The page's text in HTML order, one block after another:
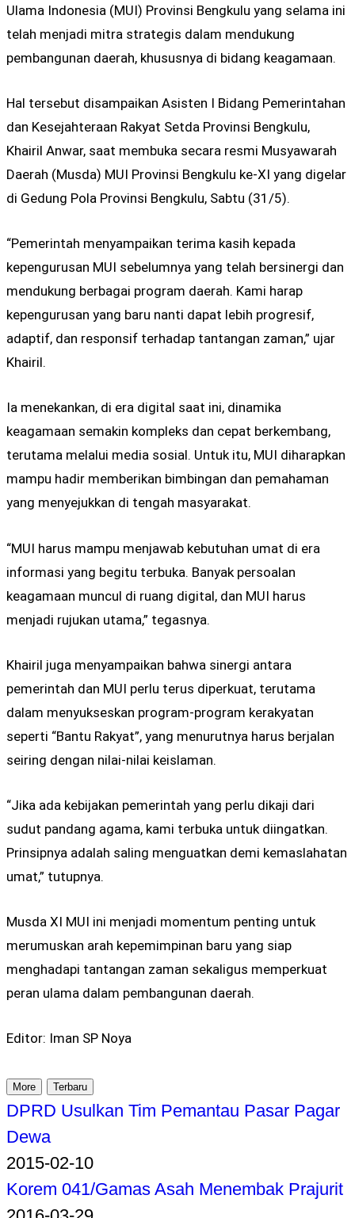
Ulama Indonesia (MUI) Provinsi Bengkulu yang selama ini
telah menjadi mitra strategis dalam mendukung
pembangunan daerah, khususnya di bidang keagamaan.
Hal tersebut disampaikan Asisten I Bidang Pemerintahan
dan Kesejahteraan Rakyat Setda Provinsi Bengkulu,
Khairil Anwar, saat membuka secara resmi Musyawarah
Daerah (Musda) MUI Provinsi Bengkulu ke-XI yang digelar
di Gedung Pola Provinsi Bengkulu, Sabtu (31/5).
“Pemerintah menyampaikan terima kasih kepada
kepengurusan MUI sebelumnya yang telah bersinergi dan
mendukung berbagai program daerah. Kami harap
kepengurusan yang baru nanti dapat lebih progresif,
adaptif, dan responsif terhadap tantangan zaman,” ujar
Khairil.
Ia menekankan, di era digital saat ini, dinamika
keagamaan semakin kompleks dan cepat berkembang,
terutama melalui media sosial. Untuk itu, MUI diharapkan
mampu hadir memberikan bimbingan dan pemahaman
yang menyejukkan di tengah masyarakat.
“MUI harus mampu menjawab kebutuhan umat di era
informasi yang begitu terbuka. Banyak persoalan
keagamaan muncul di ruang digital, dan MUI harus
menjadi rujukan utama,” tegasnya.
Khairil juga menyampaikan bahwa sinergi antara
pemerintah dan MUI perlu terus diperkuat, terutama
dalam menyukseskan program-program kerakyatan
seperti “Bantu Rakyat”, yang menurutnya harus berjalan
seiring dengan nilai-nilai keislaman.
“Jika ada kebijakan pemerintah yang perlu dikaji dari
sudut pandang agama, kami terbuka untuk diingatkan.
Prinsipnya adalah saling menguatkan demi kemaslahatan
umat,” tutupnya.
Musda XI MUI ini menjadi momentum penting untuk
merumuskan arah kepemimpinan baru yang siap
menghadapi tantangan zaman sekaligus memperkuat
peran ulama dalam pembangunan daerah.
Editor: Iman SP Noya
More Terbaru
DPRD Usulkan Tim Pemantau Pasar Pagar
Dewa
2015-02-10
Korem 041/Gamas Asah Menembak Prajurit